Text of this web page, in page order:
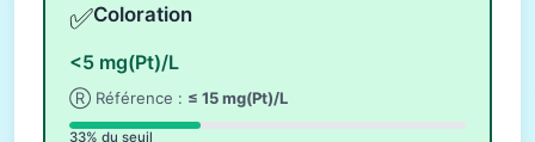
✅Coloration
<5 mg(Pt)/L
Ⓡ Référence : ≤ 15 mg(Pt)/L
33% du seuil